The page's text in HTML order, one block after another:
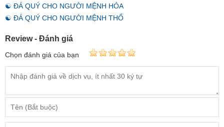
☯ ĐÁ QUÝ CHO NGƯỜI MỆNH HỎA
☯ ĐÁ QUÝ CHO NGƯỜI MỆNH THỔ
Review - Đánh giá
Chọn đánh giá của bạn